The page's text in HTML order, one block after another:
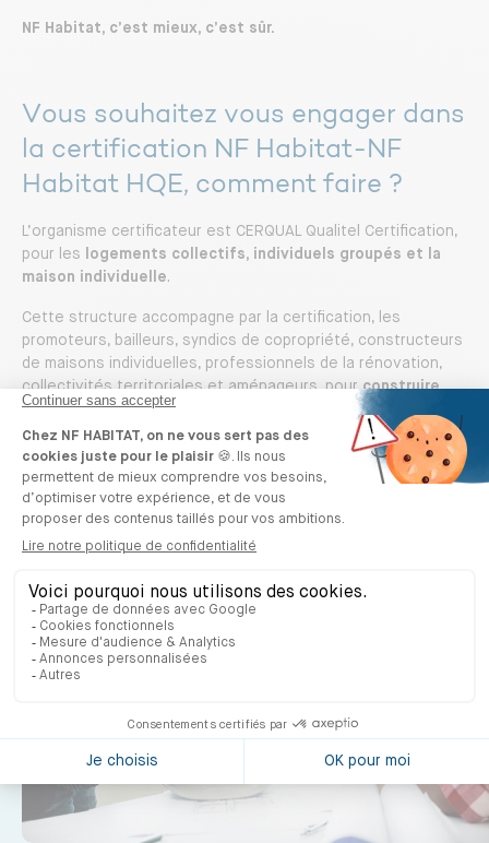
NF Habitat, c’est mieux, c’est sûr.
Vous souhaitez vous engager dans
la certification NF Habitat-NF
Habitat HQE, comment faire ?
L’organisme certificateur est CERQUAL Qualitel Certification,
pour les
logements collectifs, individuels groupés et la
maison individuelle.
Cette structure accompagne par la certification, les
promoteurs, bailleurs, syndics de copropriété, constructeurs
de maisons individuelles, professionnels de la rénovation,
collectivités territoriales et aménageurs, pourconstruire,
rénover ou exploiter des logements
de qualité, sains,
confortables et durables, pour le bien-être de leurs
occupants.
C’est un acteur incontournable de la certification de
logements en France. Depuis 50 ans, ce sont 3,5 millions de
logements qui ont été certifiés.